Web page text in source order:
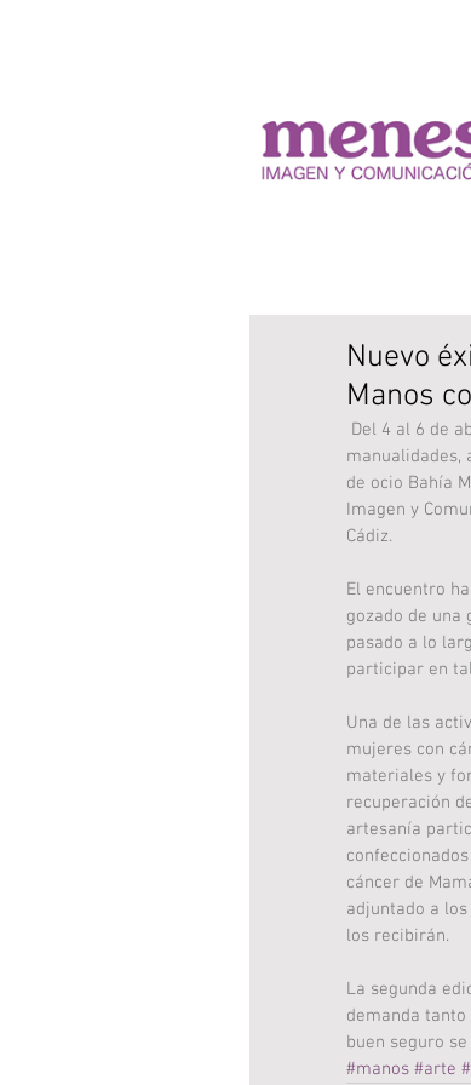
Nuevo
Manos
manualidades,
de ocio Bahía
Imagen y
Cádiz.
El encuentro
gozado de
pasado a lo
participar en
Una de las
mujeres con
materiales y
recuperación
artesanía
cáncer de
adjuntado a
los recibirán.
La segunda
demanda
buen seguro
#manos #arte